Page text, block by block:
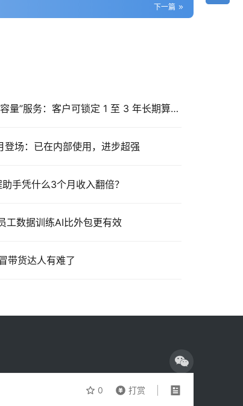
0 打赏
下一篇
OpenAI 为应对算力紧缺推出“保证容量”服务：客户可锁定 1 至 3 年长期算力，年消费越高折扣越大
场：已在内部使用，进步超强
手凭什么3个月收入翻倍？
工数据训练AI比外包更有效
带货达人有难了